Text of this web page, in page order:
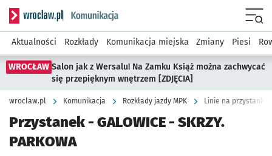
Serwis informacyjny wroclaw.pl podserwis: Komunikacja
Aktualności Rozkłady Komunikacja miejska Zmiany Piesi
WROCŁAW Salon jak z Wersalu! Na Zamku Książ można zachwycać
się przepięknym wnętrzem [ZDJĘCIA]
wroclaw.pl Komunikacja Rozkłady jazdy MPK Linie na przystanku
Przystanek - GALOWICE - SKRZY.
PARKOWA